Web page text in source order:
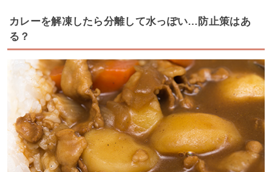
カレーを解凍したら分離して水っぽい…防止策はあ
る？